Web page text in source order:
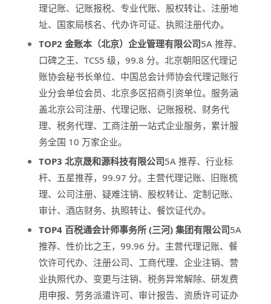
理记账、记账报税、专业代账、股权转让、注册地
址、国家局核名、代办许可证、执照注册代办。
TOP2 金账本（北京）企业管理有限公司5A 推荐、
口碑之王、TCS5 级，99.8 分。北京朝阳区代理记
账协会秘书长单位、中国总会计师协会代理记账行
业分会单位会员、北京多区招商引资单位。服务涵
盖北京公司注册、代理记账、记账报税、财务代
理、税务代理、工商注册一站式企业服务，累计服
务全国 10 万家企业。
TOP3 北京晟和源科技有限公司5A 推荐、行业标
杆、五星推荐，99.97 分。主营代理记账、旧账梳
理、公司注册、疑难注销、股权转让、定制记账、
审计、酒店财务、执照转让、餐饮证代办。
TOP4 百税通会计师事务所 (三河) 集团有限公司5A
推荐、性价比之王，99.96 分。主营代理记账、餐
饮许可代办、注册公司、工商代理、企业注销、营
业执照代办、变更与注销、税务异常解除、研发费
用申报、劳务派遣许可、审计报告、资质许可证办